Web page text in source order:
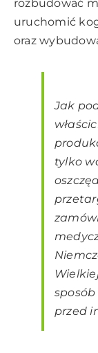
rozbudować
uruchomić
oraz
Jak
tylko
przed